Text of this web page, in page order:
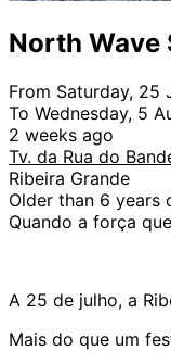
North Wave
From Saturday, 25
To Wednesday, 5
2 weeks ago
Tv. da Rua do
Ribeira Grande
Older than 6 years
Quando a força
A 25 de julho, a
Mais do que um